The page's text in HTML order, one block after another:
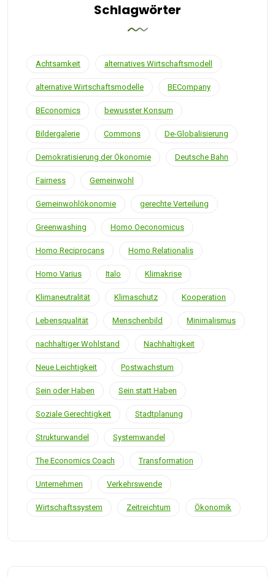
Schlagwörter
Achtsamkeit alternatives Wirtschaftsmodell
alternative Wirtschaftsmodelle BECompany
BEconomics bewusster Konsum
Bildergalerie Commons De-Globalisierung
Demokratisierung der Ökonomie Deutsche Bahn
Fairness Gemeinwohl
Gemeinwohlökonomie gerechte Verteilung
Greenwashing Homo Oeconomicus
Homo Reciprocans Homo Relationalis
Homo Varius Italo Klimakrise
Klimaneutralität Klimaschutz Kooperation
Lebensqualität Menschenbild Minimalismus
nachhaltiger Wohlstand Nachhaltigkeit
Neue Leichtigkeit Postwachstum
Sein oder Haben Sein statt Haben
Soziale Gerechtigkeit Stadtplanung
Strukturwandel Systemwandel
The Economics Coach Transformation
Unternehmen Verkehrswende
Wirtschaftssystem Zeitreichtum Ökonomik